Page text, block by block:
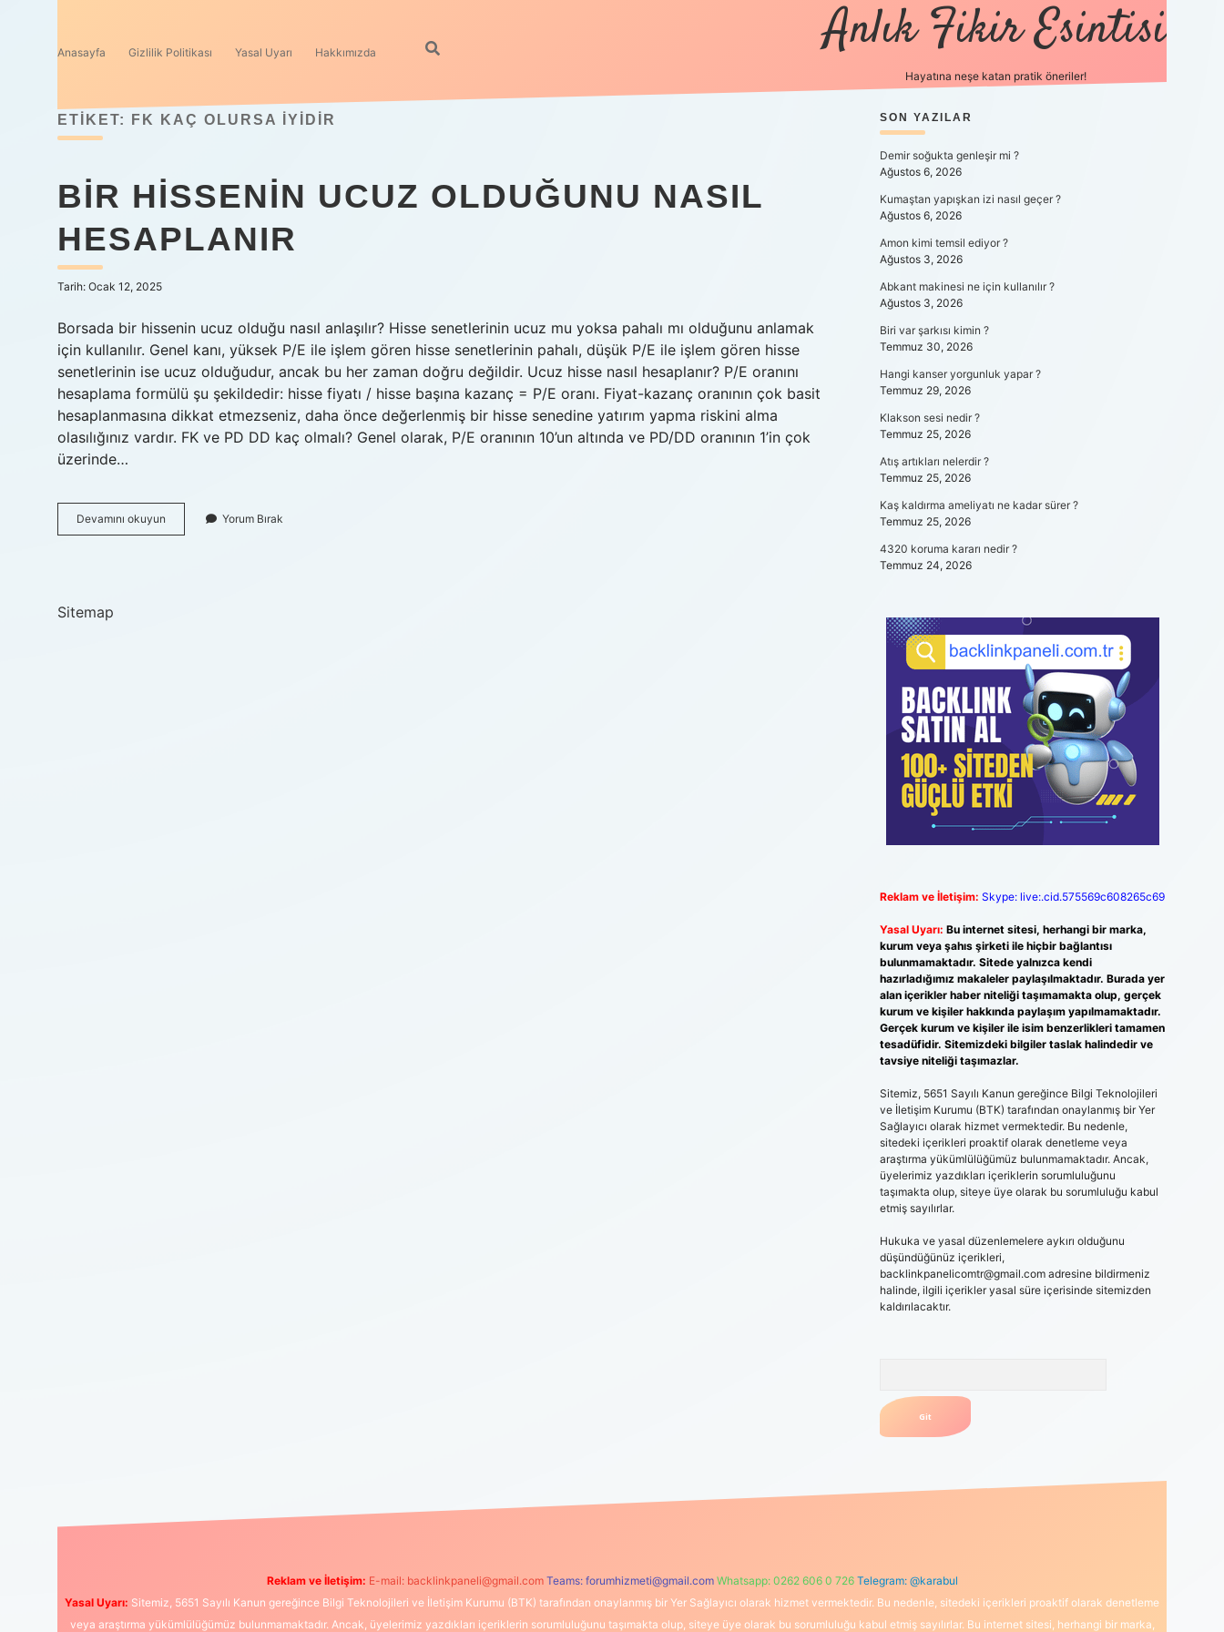
Anasayfa Gizlilik Politikası Yasal Uyarı Hakkımızda Anlık Fikir Esintisi
Hayatına neşe katan pratik öneriler!
ETIKET: FK KAÇ OLURSA IYIDIR
BIR HISSENIN UCUZ OLDUĞUNU NASIL
HESAPLANIR
Tarih: Ocak 12, 2025
Borsada bir hissenin ucuz olduğu nasıl anlaşılır? Hisse senetlerinin ucuz mu yoksa pahalı mı olduğunu anlamak
için kullanılır. Genel kanı, yüksek P/E ile işlem gören hisse senetlerinin pahalı, düşük P/E ile işlem gören hisse
senetlerinin ise ucuz olduğudur, ancak bu her zaman doğru değildir. Ucuz hisse nasıl hesaplanır? P/E oranını
hesaplama formülü şu şekildedir: hisse fiyatı / hisse başına kazanç = P/E oranı. Fiyat-kazanç oranının çok basit
hesaplanmasına dikkat etmezseniz, daha önce değerlenmiş bir hisse senedine yatırım yapma riskini alma
olasılığınız vardır. FK ve PD DD kaç olmalı? Genel olarak, P/E oranının 10’un altında ve PD/DD oranının 1’in çok
üzerinde…
Devamını okuyun
Hissenin
Yorum Bırak
Sitemap
SIDEBAR
SON YAZILAR
Demir soğukta genleşir mi ?
Ağustos 6, 2026
Kumaştan yapışkan izi nasıl geçer ?
Ağustos 6, 2026
Amon kimi temsil ediyor ?
Ağustos 3, 2026
Abkant makinesi ne için kullanılır ?
Ağustos 3, 2026
Biri var şarkısı kimin ?
Temmuz 30, 2026
Hangi kanser yorgunluk yapar ?
Temmuz 29, 2026
Klakson sesi nedir ?
Temmuz 25, 2026
Atış artıkları nelerdir ?
Temmuz 25, 2026
Kaş kaldırma ameliyatı ne kadar sürer ?
Temmuz 25, 2026
4320 koruma kararı nedir ?
Temmuz 24, 2026
Reklam ve İletişim: Skype: live:.cid.575569c608265c69
Yasal Uyarı: Bu internet sitesi, herhangi bir marka,
kurum veya şahıs şirketi ile hiçbir bağlantısı
bulunmamaktadır. Sitede yalnızca kendi
hazırladığımız makaleler paylaşılmaktadır. Burada yer
alan içerikler haber niteliği taşımamakta olup, gerçek
kurum ve kişiler hakkında paylaşım yapılmamaktadır.
Gerçek kurum ve kişiler ile isim benzerlikleri tamamen
tesadüfidir. Sitemizdeki bilgiler taslak halindedir ve
tavsiye niteliği taşımazlar.
Sitemiz, 5651 Sayılı Kanun gereğince Bilgi Teknolojileri
ve İletişim Kurumu (BTK) tarafından onaylanmış bir Yer
Sağlayıcı olarak hizmet vermektedir. Bu nedenle,
sitedeki içerikleri proaktif olarak denetleme veya
araştırma yükümlülüğümüz bulunmamaktadır. Ancak,
üyelerimiz yazdıkları içeriklerin sorumluluğunu
taşımakta olup, siteye üye olarak bu sorumluluğu kabul
etmiş sayılırlar.
Hukuka ve yasal düzenlemelere aykırı olduğunu
düşündüğünüz içerikleri,
backlinkpanelicomtr@gmail.comadresine bildirmeniz
halinde, ilgili içerikler yasal süre içerisinde sitemizden
kaldırılacaktır.
Reklam ve İletişim: E-mail: backlinkpaneli@gmail.com Teams: forumhizmeti@gmail.com Whatsapp: 0262 606 0 726 Telegram: @karabul
Yasal Uyarı: Sitemiz, 5651 Sayılı Kanun gereğince Bilgi Teknolojileri ve İletişim Kurumu (BTK) tarafından onaylanmış bir Yer Sağlayıcı olarak hizmet vermektedir. Bu nedenle, sitedeki içerikleri proaktif olarak denetleme
veya araştırma yükümlülüğümüz bulunmamaktadır. Ancak, üyelerimiz yazdıkları içeriklerin sorumluluğunu taşımakta olup, siteye üye olarak bu sorumluluğu kabul etmiş sayılırlar. Bu internet sitesi, herhangi bir marka,